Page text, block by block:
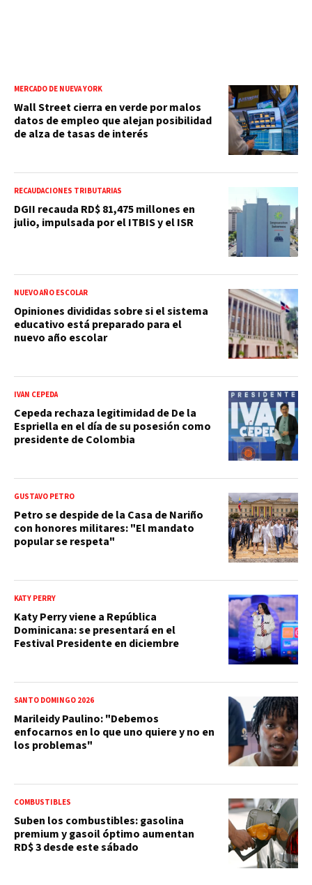
MERCADO DE NUEVA YORK
Wall Street cierra en verde por malos
datos de empleo que alejan posibilidad
de alza de tasas de interés
RECAUDACIONES TRIBUTARIAS
DGII recauda RD$ 81,475 millones en
julio, impulsada por el ITBIS y el ISR
NUEVO AÑO ESCOLAR
Opiniones divididas sobre si el sistema
educativo está preparado para el
nuevo año escolar
IVÁN CEPEDA
Cepeda rechaza legitimidad de De la
Espriella en el día de su posesión como
presidente de Colombia
GUSTAVO PETRO
Petro se despide de la Casa de Nariño
con honores militares: "El mandato
popular se respeta"
KATY PERRY
Katy Perry viene a República
Dominicana: se presentará en el
Festival Presidente en diciembre
SANTO DOMINGO 2026
Marileidy Paulino: "Debemos
enfocarnos en lo que uno quiere y no en
los problemas"
COMBUSTIBLES
Suben los combustibles: gasolina
premium y gasoil óptimo aumentan
RD$ 3 desde este sábado